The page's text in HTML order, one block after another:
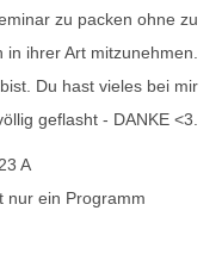
zu packen ohne zu
ihrer Art mitzunehmen.
Du hast vieles bei mir
geflasht - DANKE <3.
A
nur ein Programm